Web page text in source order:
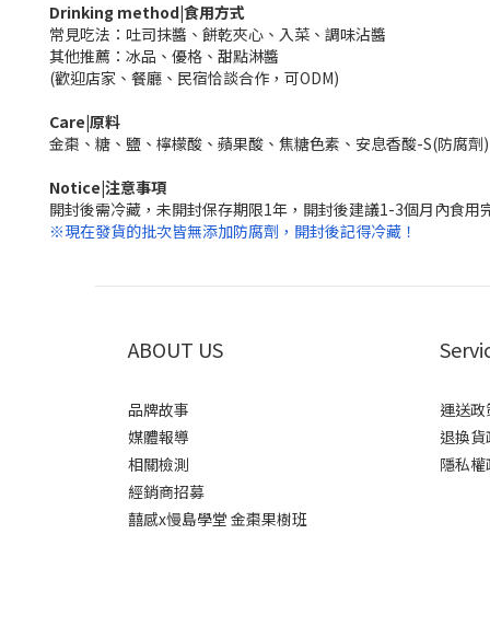
Drinking method|食用方式
常見吃法：吐司抹醬、餅乾夾心、入菜、調味沾醬
其他推薦：冰品、優格、甜點淋醬
(歡迎店家、餐廳、民宿恰談合作，可ODM)
Care|原料
金棗、糖、鹽、檸檬酸、蘋果酸、焦糖色素、安息香酸-S(防腐劑)
Notice|注意事項
開封後需冷藏，未開封保存期限1年，開封後建議1-3個月內食用
※現在發貨的批次皆無添加防腐劑，開封後記得冷藏！
ABOUT US
品牌故事
媒體報導
相關檢測
經銷商招募
囍感x慢島學堂 金棗果樹班
運送政
退換
隱私